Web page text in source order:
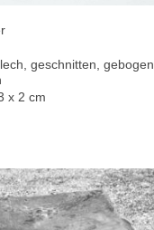
geschnitten, gebogen,
x 2 cm